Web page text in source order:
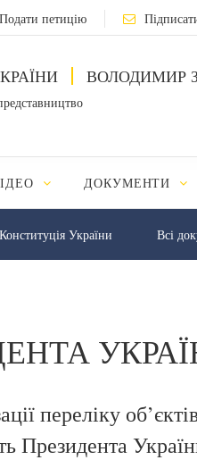
Подати петицію
ВОЛОДИМИР
ДОКУМЕНТИ
Конституція України Всі
переліку
Президента